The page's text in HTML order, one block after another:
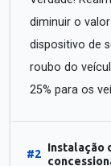
diminuir o
dispositivo de
roubo do
25% para os
#2
Instalação